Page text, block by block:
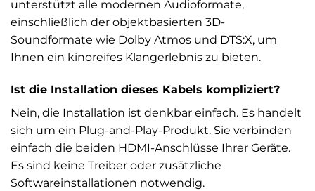
unterstützt alle modernen Audioformate,
einschließlich der objektbasierten 3D-
Soundformate wie Dolby Atmos und DTS:X, um
Ihnen ein kinoreifes Klangerlebnis zu bieten.
Ist die Installation dieses Kabels kompliziert?
Nein, die Installation ist denkbar einfach. Es handelt
sich um ein Plug-and-Play-Produkt. Sie verbinden
einfach die beiden HDMI-Anschlüsse Ihrer Geräte.
Es sind keine Treiber oder zusätzliche
Softwareinstallationen notwendig.